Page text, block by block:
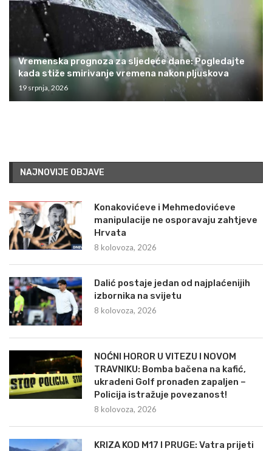
Vremenska prognoza za sljedeće dane: Pogledajte
kada stiže smirivanje vremena nakon pljuskova
19 srpnja, 2026
NAJNOVIJE OBJAVE
Konakovićeve i Mehmedovićeve
manipulacije ne osporavaju zahtjeve
Hrvata
8 kolovoza, 2026
Dalić postaje jedan od najplaćenijih
izbornika na svijetu
8 kolovoza, 2026
NOĆNI HOROR U VITEZU I NOVOM
TRAVNIKU: Bomba bačena na kafić,
ukradeni Golf pronađen zapaljen –
Policija istražuje povezanost!
8 kolovoza, 2026
KRIZA KOD M17 I PRUGE: Vatra prijeti